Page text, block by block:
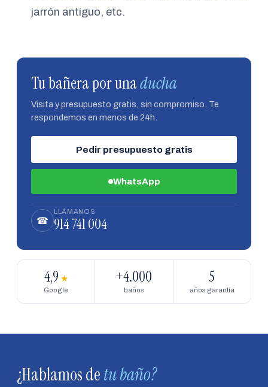
jarrón antiguo, etc.
Tu bañera por unaducha
Visita y presupuesto gratis, sin compromiso. Te
respondemos en menos de 24h.
Pedir presupuesto gratis
WhatsApp
☎
LLÁMANOS
914 741 004
4,9 ★
Google
+4.000
baños
5
años garantía
¿Hablamos detu baño?